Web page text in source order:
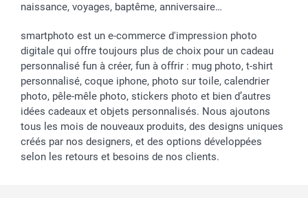
naissance, voyages, baptême, anniversaire…
smartphoto est un e-commerce d'impression photo
digitale qui offre toujours plus de choix pour un cadeau
personnalisé fun à créer, fun à offrir : mug photo, t-shirt
personnalisé, coque iphone, photo sur toile, calendrier
photo, pêle-mêle photo, stickers photo et bien d’autres
idées cadeaux et objets personnalisés. Nous ajoutons
tous les mois de nouveaux produits, des designs uniques
créés par nos designers, et des options développées
selon les retours et besoins de nos clients.